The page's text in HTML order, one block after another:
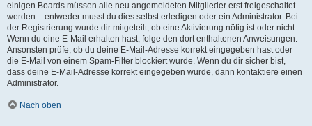
einigen Boards müssen alle neu angemeldeten Mitglieder erst freigeschaltet
werden – entweder musst du dies selbst erledigen oder ein Administrator. Bei
der Registrierung wurde dir mitgeteilt, ob eine Aktivierung nötig ist oder nicht.
Wenn du eine E-Mail erhalten hast, folge den dort enthaltenen Anweisungen.
Ansonsten prüfe, ob du deine E-Mail-Adresse korrekt eingegeben hast oder
die E-Mail von einem Spam-Filter blockiert wurde. Wenn du dir sicher bist,
dass deine E-Mail-Adresse korrekt eingegeben wurde, dann kontaktiere einen
Administrator.
Nach oben